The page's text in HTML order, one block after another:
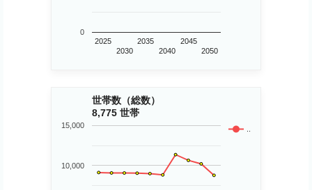
2025
2030
2035
2040
2045
2050
0
世帯数（総数）
8,775 世帯
..
10,000
15,000